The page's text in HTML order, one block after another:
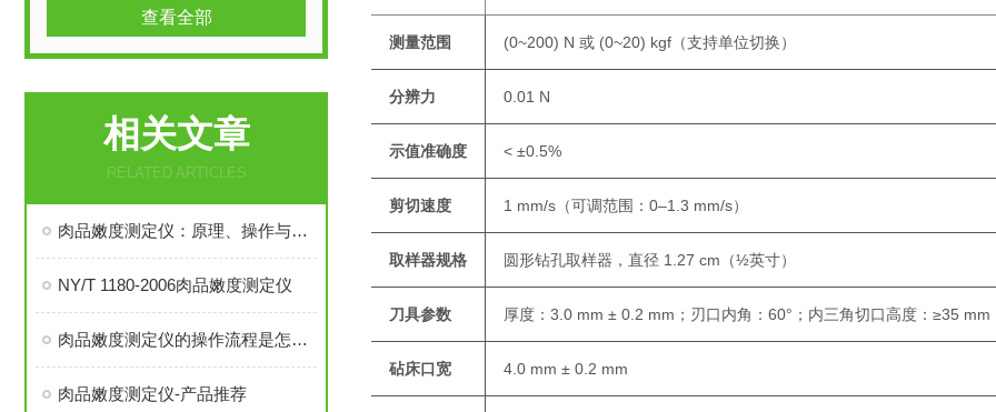
测量范围 (0~200) N 或 (0~20) kgf（支持单位切换）
分辨力 0.01 N
示值准确度 < ±0.5%
剪切速度 1 mm/s（可调范围：0–1.3 mm/s）
取样器规格 圆形钻孔取样器，直径 1.27 cm（½英寸）
刀具参数 厚度：3.0 mm ± 0.2 mm；刃口内角：60°；内三角切口高度：≥35 mm
砧床口宽 4.0 mm ± 0.2 mm
查看全部
相关文章
RELATED ARTICLES
肉品嫩度测定仪：原理、操作与行业应用价值
NY/T 1180-2006肉品嫩度测定仪
肉品嫩度测定仪的操作流程是怎样的
肉品嫩度测定仪-产品推荐